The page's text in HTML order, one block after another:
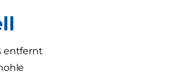
entfernt